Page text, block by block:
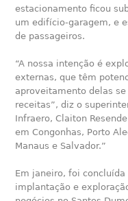
estacionamento ficou
um edifício-garagem, e
de passageiros.
“A nossa intenção é
externas, que têm
aproveitamento delas
receitas”, diz o
Infraero, Claiton
em Congonhas, Porto
Manaus e Salvador.”
Em janeiro, foi
implantação e